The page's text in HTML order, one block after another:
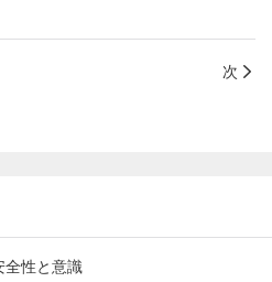
次
全性と意識